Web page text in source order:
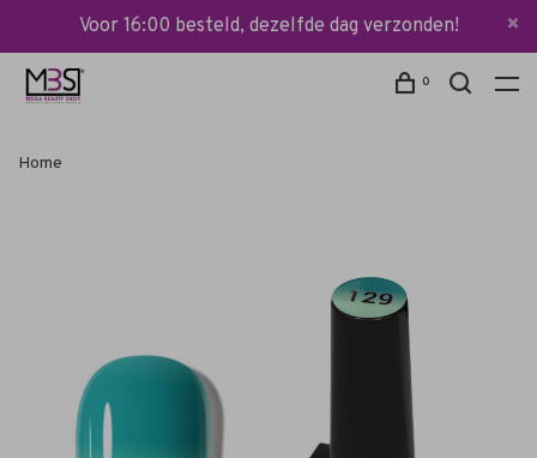
Voor 16:00 besteld, dezelfde dag verzonden!
0
Home